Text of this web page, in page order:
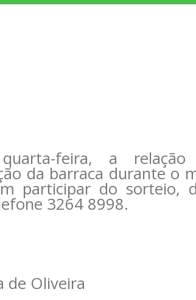
feira, a relação
da barraca durante o
participar do sorteio,
3264 8998.
de Oliveira